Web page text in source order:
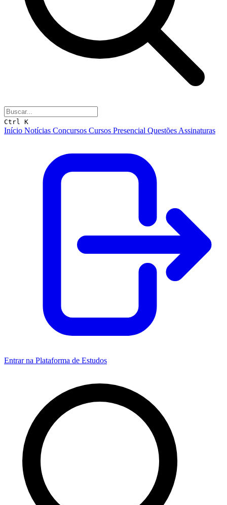
Ctrl K
Início Notícias Concursos Cursos Presencial Questões Assinaturas
Entrar na Plataforma de Estudos